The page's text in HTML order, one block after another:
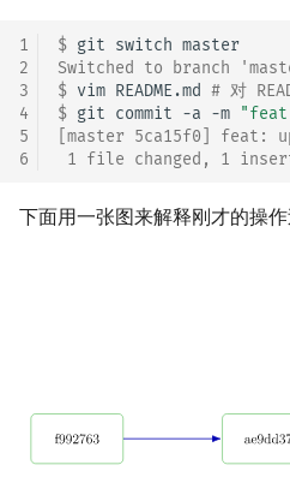
1
2
3
4
5
6
$ git switch
Switched to branch
$ vim README.md # 对
$ git commit -a -m "feat:
[master 5ca15f0] feat:
1 file changed, 1
下面用一张图来解释刚才的操作